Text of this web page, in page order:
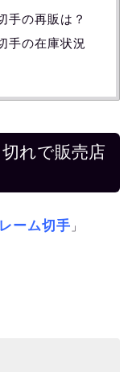
手の再販は？
手の在庫状況
れで販売店
ーム切手 」